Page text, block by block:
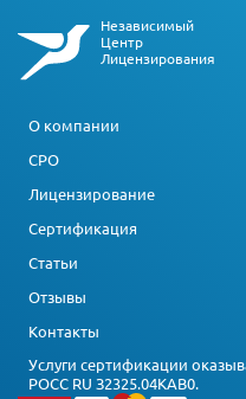
Независимый
Центр
Лицензирования
О компании
СРО
Лицензирование
Сертификация
Статьи
Отзывы
Контакты
Услуги сертификации
РОСС RU З2325.04КАВ0.